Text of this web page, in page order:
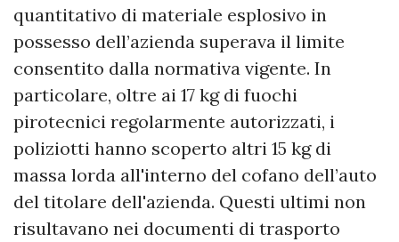
quantitativo di materiale esplosivo in
possesso dell’azienda superava il limite
consentito dalla normativa vigente. In
particolare, oltre ai 17 kg di fuochi
pirotecnici regolarmente autorizzati, i
poliziotti hanno scoperto altri 15 kg di
massa lorda all'interno del cofano dell’auto
del titolare dell'azienda. Questi ultimi non
risultavano nei documenti di trasporto